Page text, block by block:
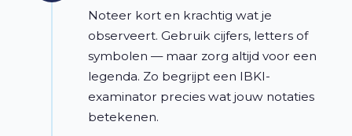
Noteer kort en krachtig wat je
observeert. Gebruik cijfers, letters of
symbolen — maar zorg altijd voor een
legenda. Zo begrijpt een IBKI-
examinator precies wat jouw notaties
betekenen.